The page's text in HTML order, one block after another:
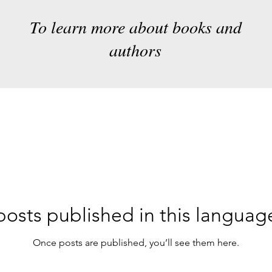
To learn more about books and
authors
published in this
Once posts are published, you’ll see them here.